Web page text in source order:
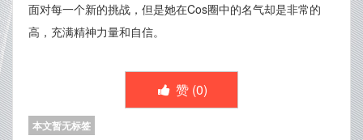
面对每一个新的挑战，但是她在Cos圈中的名气却是非常的
高，充满精神力量和自信。
赞 (0)
本文暂无标签